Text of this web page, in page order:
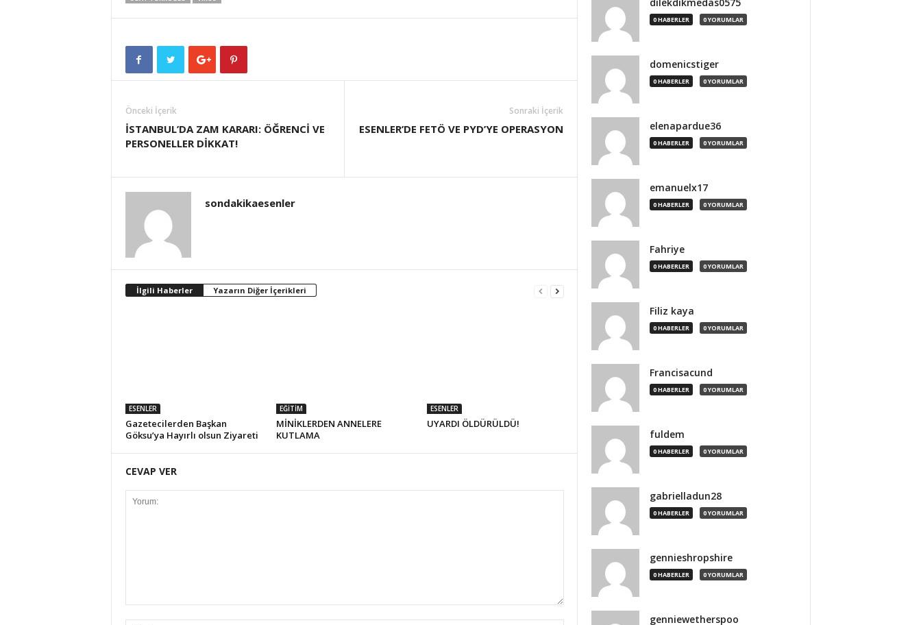
Önceki İçerik
İSTANBUL’DA ZAM KARARI: ÖĞRENCİ VE
PERSONELLER DİKKAT!
Sonraki İçerik
ESENLER’DE FETÖ VE PYD’YE OPERASYON
sondakikaesenler
İlgili Haberler Yazarın Diğer İçerikleri
ESENLER
Gazetecilerden Başkan
Göksu’ya Hayırlı olsun Ziyareti
EĞİTİM
MİNİKLERDEN ANNELERE
KUTLAMA
ESENLER
UYARDI ÖLDÜRÜLDÜ!
CEVAP VER
0 HABERLER 0 YORUMLAR
domenicstiger
0 HABERLER 0 YORUMLAR
elenapardue36
0 HABERLER 0 YORUMLAR
emanuelx17
0 HABERLER 0 YORUMLAR
Fahriye
0 HABERLER 0 YORUMLAR
Filiz kaya
0 HABERLER 0 YORUMLAR
Francisacund
0 HABERLER 0 YORUMLAR
fuldem
0 HABERLER 0 YORUMLAR
gabrielladun28
0 HABERLER 0 YORUMLAR
gennieshropshire
0 HABERLER 0 YORUMLAR
genniewetherspoo